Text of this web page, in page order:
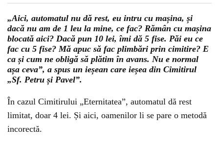
„Aici, automatul nu dă rest, eu intru cu mașina, și
dacă nu am de 1 leu la mine, ce fac? Rămân cu mașina
blocată aici? Dacă pun 10 lei, îmi dă 5 fise. Păi eu ce
fac cu 5 fise? Mă apuc să fac plimbări prin cimitire? E
ca și cum ne obligă să plătim în avans. Nu e normal
așa ceva”, a spus un ieșean care ieșea din Cimitirul
„Sf. Petru și Pavel”.
În cazul Cimitirului „Eternitatea”, automatul dă rest
limitat, doar 4 lei. Și aici, oamenilor li se pare o metodă
incorectă.